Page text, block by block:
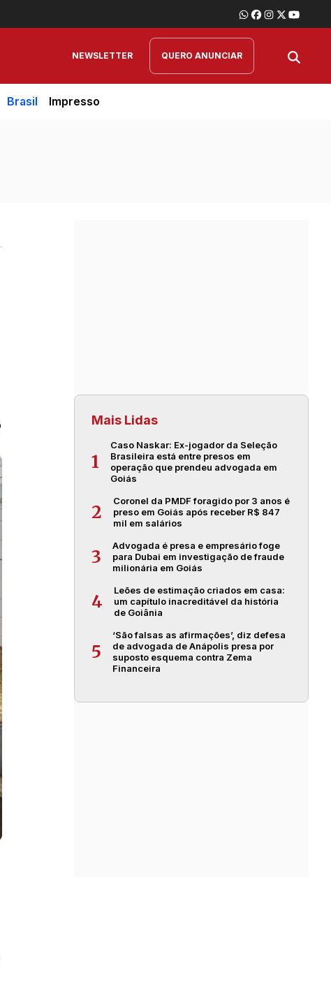
NEWSLETTER QUERO ANUNCIAR
Brasil Impresso
Mais Lidas
1
Caso Naskar: Ex-jogador da Seleção
Brasileira está entre presos em
operação que prendeu advogada em
Goiás
2
Coronel da PMDF foragido por 3 anos é
preso em Goiás após receber R$ 847
mil em salários
3
Advogada é presa e empresário foge
para Dubai em investigação de fraude
milionária em Goiás
4
Leões de estimação criados em casa:
um capítulo inacreditável da história
de Goiânia
5
‘São falsas as afirmações’, diz defesa
de advogada de Anápolis presa por
suposto esquema contra Zema
Financeira